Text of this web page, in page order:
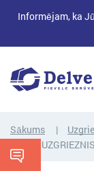
Informējam, ka
Sākums
SPĀRNUZGRIEZNIS